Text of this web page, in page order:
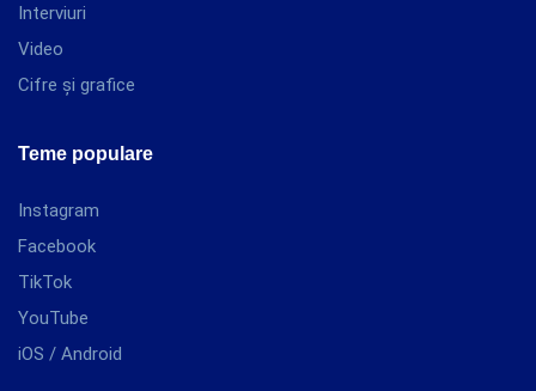
Interviuri
Video
Cifre și grafice
Teme populare
Instagram
Facebook
TikTok
YouTube
iOS / Android